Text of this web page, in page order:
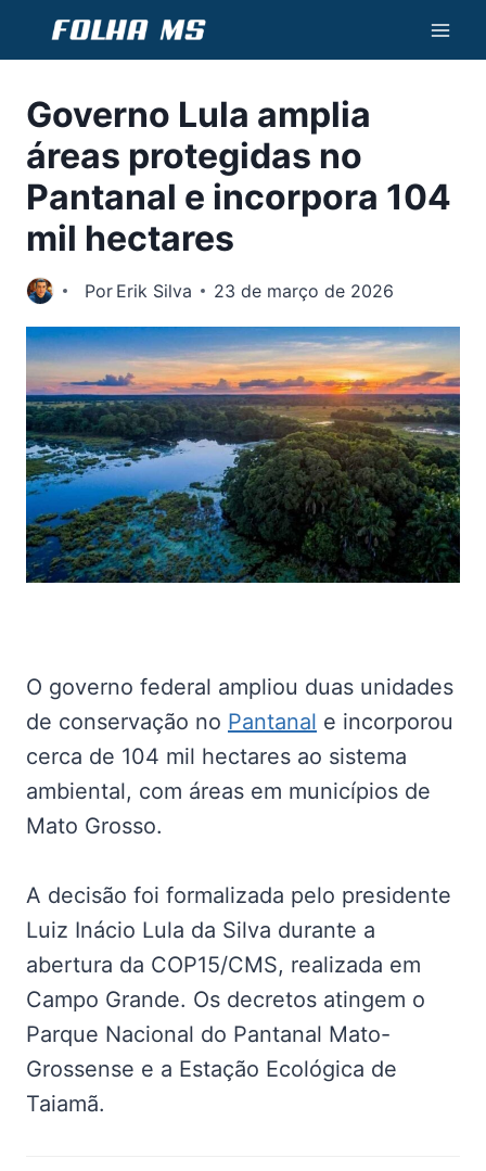
Conteúdo
Governo Lula amplia
áreas protegidas no
Pantanal e incorpora 104
mil hectares
Por Erik Silva 23 de março de 2026
O governo federal ampliou duas unidades
de conservação no Pantanal e incorporou
cerca de 104 mil hectares ao sistema
ambiental, com áreas em municípios de
Mato Grosso.
A decisão foi formalizada pelo presidente
Luiz Inácio Lula da Silva durante a
abertura da COP15/CMS, realizada em
Campo Grande. Os decretos atingem o
Parque Nacional do Pantanal Mato-
Grossense e a Estação Ecológica de
Taiamã.